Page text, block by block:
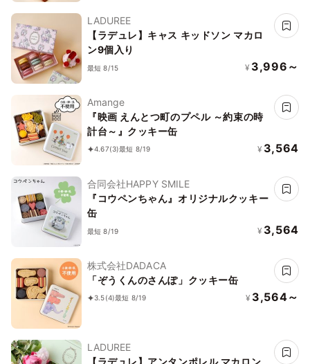
LADUREE
【ラデュレ】キャス キッドソン マカロ
ン9個入り
最短 8/15 ¥ 3,996～
Amange
『映画 えんとつ町のプペル ～約束の時
計台～』クッキー缶
4.67(3)最短 8/19 ¥ 3,564
合同会社HAPPY SMILE
『コウペンちゃん』オリジナルクッキー
缶
最短 8/19 ¥ 3,564
株式会社DADACA
「ぞうくんのさんぽ」クッキー缶
3.5(4)最短 8/19 ¥ 3,564～
LADUREE
【ラデュレ】アンタンポレル マカロン